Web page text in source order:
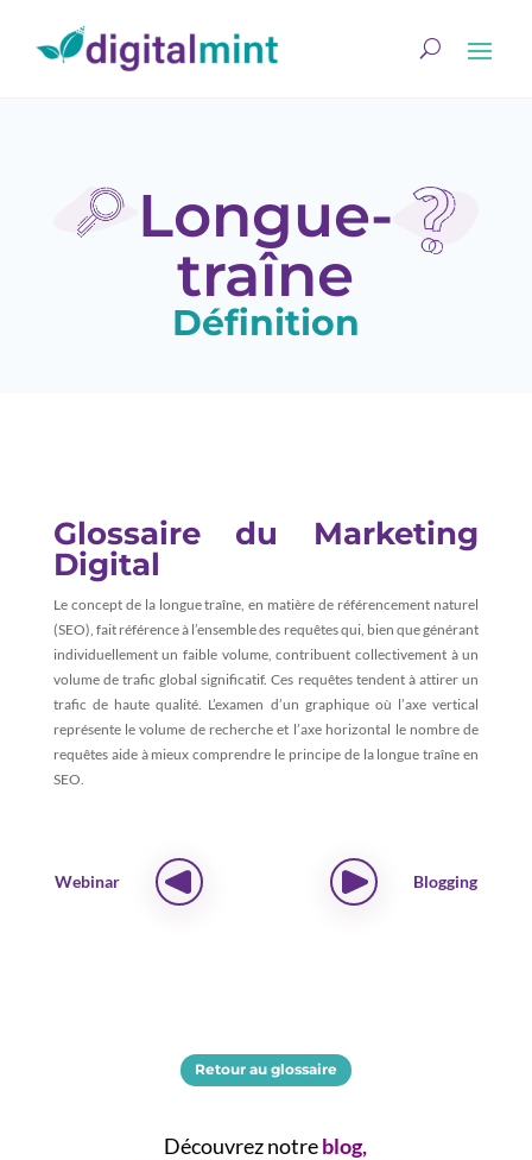
Longue-
traîne
Définition
Glossaire du Marketing
Digital
Le concept de la longue traîne, en matière de référencement naturel
(SEO), fait référence à l’ensemble des requêtes qui, bien que générant
individuellement un faible volume, contribuent collectivement à un
volume de trafic global significatif. Ces requêtes tendent à attirer un
trafic de haute qualité. L’examen d’un graphique où l’axe vertical
représente le volume de recherche et l’axe horizontal le nombre de
requêtes aide à mieux comprendre le principe de la longue traîne en
SEO.
Webinar Blogging
Retour au glossaire
Découvrez notreblog,